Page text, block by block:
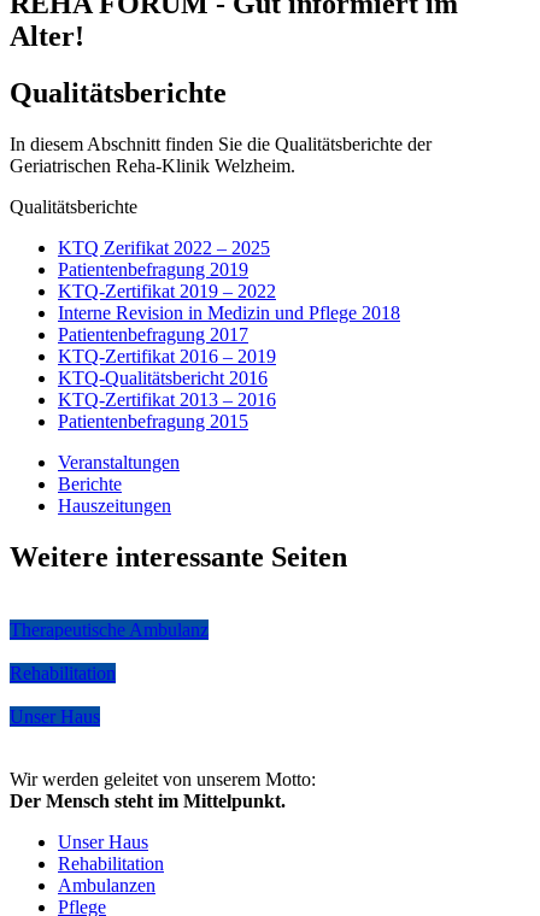
Alter!
Qualitätsberichte
In diesem Abschnitt finden Sie die Qualitätsberichte der
Geriatrischen Reha-Klinik Welzheim.
Qualitätsberichte
KTQ Zerifikat 2022 – 2025
Patientenbefragung 2019
KTQ-Zertifikat 2019 – 2022
Interne Revision in Medizin und Pflege 2018
Patientenbefragung 2017
KTQ-Zertifikat 2016 – 2019
KTQ-Qualitätsbericht 2016
KTQ-Zertifikat 2013 – 2016
Patientenbefragung 2015
Veranstaltungen
Berichte
Hauszeitungen
Weitere interessante Seiten
Therapeutische Ambulanz
Rehabilitation
Unser Haus
Wir werden geleitet von unserem Motto:
Der Mensch steht im Mittelpunkt.
Unser Haus
Rehabilitation
Ambulanzen
Pflege